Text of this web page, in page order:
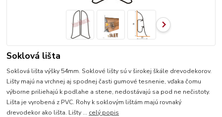
Soklová lišta
Soklová lišta výšky 54mm. Soklové lišty sú v širokej škále drevodekorov.
Lišty majú na vrchnej aj spodnej časti gumové tesnenie, vďaka čomu
výborne priliehajú k podlahe a stene, nedostávajú sa pod ne nečistoty.
Lišta je vyrobená z PVC. Rohy k soklovým lištám majú rovnaký
drevodekor ako lišta. Lišty ... celý popis